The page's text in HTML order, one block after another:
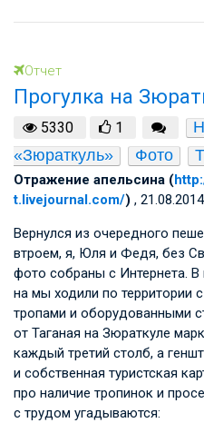
Отчет
Прогулка на
5330 1
«Зюраткуль»
Фото
Отражение апельсина (
t.livejournal.com/) ,
Вернулся из очередного
втроем, я, Юля и Федя, без
фото собраны с Интернета.
на мы ходили по территории
тропами и оборудованными
от Таганая на Зюраткуле
каждый третий столб, а
и собственная туристская
про наличие тропинок и
с трудом угадываются: